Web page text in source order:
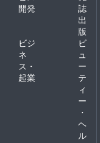
開発
誌
出
版
ビジ
ネ
ス・
起業
ビ
ュ
ー
テ
ィ
ー
・
ヘ
ル